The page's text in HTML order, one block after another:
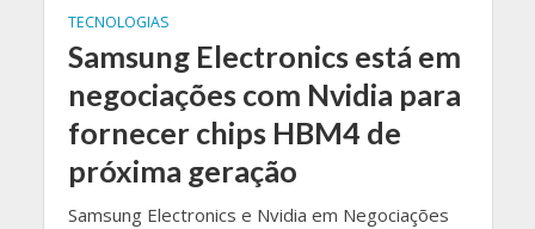
TECNOLOGIAS
Samsung Electronics está em
negociações com Nvidia para
fornecer chips HBM4 de
próxima geração
Samsung Electronics e Nvidia em Negociações